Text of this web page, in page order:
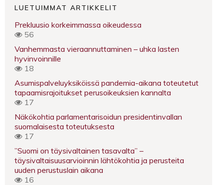
LUETUIMMAT ARTIKKELIT
Prekluusio korkeimmassa oikeudessa
56
Vanhemmasta vieraannuttaminen – uhka lasten
hyvinvoinnille
18
Asumispalveluyksiköissä pandemia-aikana toteutetut
tapaamisrajoitukset perusoikeuksien kannalta
17
Näkökohtia parlamentarisoidun presidentinvallan
suomalaisesta toteutuksesta
17
”Suomi on täysivaltainen tasavalta” –
täysivaltaisuusarvioinnin lähtökohtia ja perusteita
uuden perustuslain aikana
16